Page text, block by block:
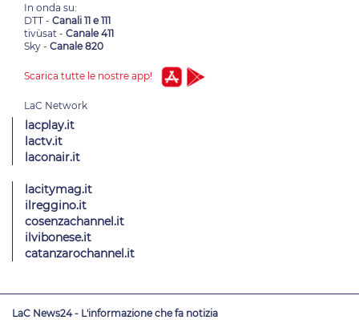
In onda su:
DTT - Canali 11 e 111
tivùsat - Canale 411
Sky - Canale 820
Scarica tutte le nostre app!
lacplay.it
lactv.it
laconair.it
lacitymag.it
ilreggino.it
cosenzachannel.it
ilvibonese.it
catanzarochannel.it
LaC News24 - L'informazione che fa notizia